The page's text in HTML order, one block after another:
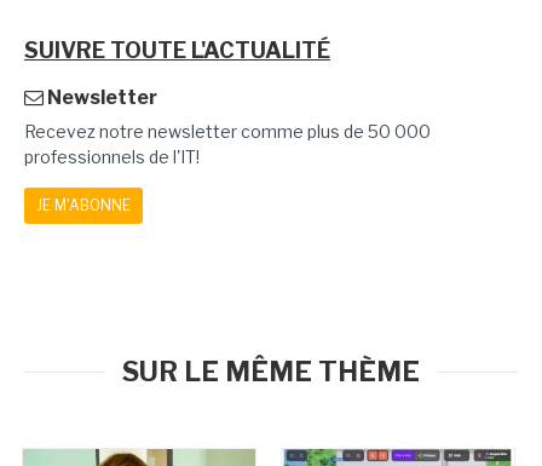
SUIVRE TOUTE L'ACTUALITÉ
Newsletter
Recevez notre newsletter comme plus de 50 000
professionnels de l'IT!
JE M'ABONNE
SUR LE MÊME THÈME